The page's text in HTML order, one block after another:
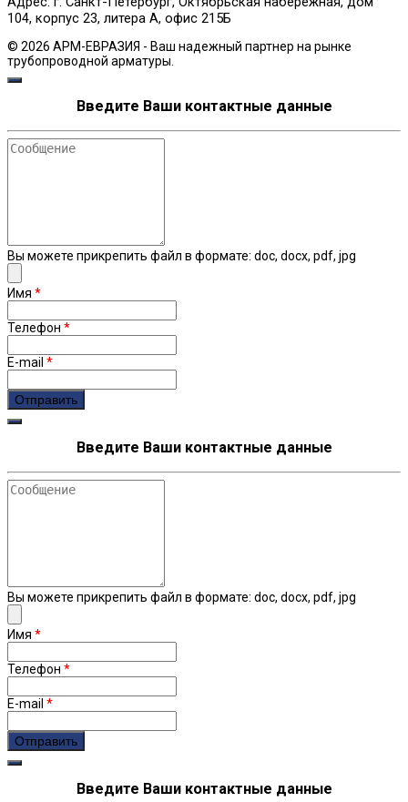
104, корпус 23, литера А, офис 215Б
© 2026 АРМ-ЕВРАЗИЯ - Ваш надежный партнер на рынке
трубопроводной арматуры.
Введите Ваши контактные данные
Сообщение
Вы можете прикрепить файл в формате: doc, docx, pdf, jpg
Имя *
Телефон *
E-mail *
recaptcha
Введите Ваши контактные данные
Сообщение
Вы можете прикрепить файл в формате: doc, docx, pdf, jpg
Имя *
Телефон *
E-mail *
recaptcha
Введите Ваши контактные данные